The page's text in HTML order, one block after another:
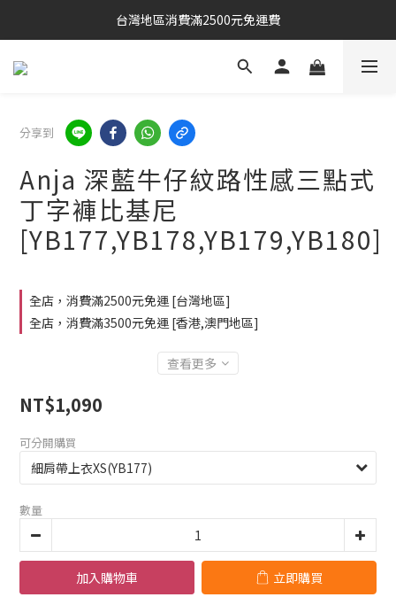
台灣地區消費滿2500元免運費
分享到
Anja 深藍牛仔紋路性感三點式
丁字褲比基尼
[YB177,YB178,YB179,YB180]
全店，消費滿2500元免運 [台灣地區]
全店，消費滿3500元免運 [香港,澳門地區]
查看更多
NT$1,090
可分開購買
數量
加入購物車 立即購買